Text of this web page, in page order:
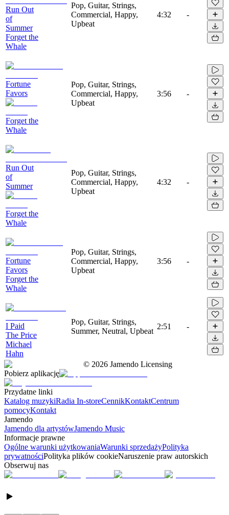
Run Out
of
Summer
Forget the
Whale
Pop, Guitar, Strings,
Commercial, Happy,
Upbeat
4:32 -
Fortune
Favors
Forget the
Whale
Pop, Guitar, Strings,
Commercial, Happy,
Upbeat
3:56 -
Run Out
of
Summer
Forget the
Whale
Pop, Guitar, Strings,
Commercial, Happy,
Upbeat
4:32 -
Fortune
Favors
Forget the
Whale
Pop, Guitar, Strings,
Commercial, Happy,
Upbeat
3:56 -
I Paid
The Price
Michael
Hahn
Pop, Guitar, Strings,
Summer, Neutral, Upbeat
2:51 -
© 2026 Jamendo Licensing
Pobierz aplikację
Przydatne linki
Katalog muzykiRadia In-storeCennikKontaktCentrum
pomocyKontakt
Jamendo
Jamendo dla artystówJamendo Music
Informacje prawne
Ogólne warunki użytkowaniaWarunki sprzedażyPolityka
prywatnościPolityka plików cookieNaruszenie praw autorskich
Obserwuj nas